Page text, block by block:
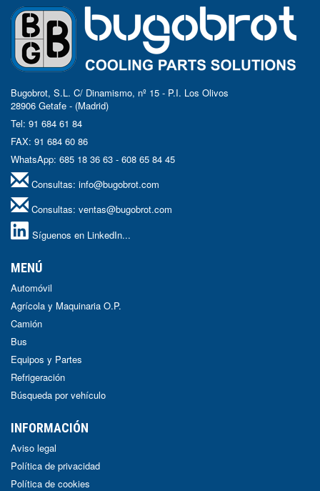
Bugobrot, S.L. C/ Dinamismo, nº 15 - P.I. Los Olivos
28906 Getafe - (Madrid)
Tel: 91 684 61 84
FAX: 91 684 60 86
WhatsApp: 685 18 36 63 - 608 65 84 45
Consultas: info@bugobrot.com
Consultas: ventas@bugobrot.com
Síguenos en LinkedIn...
MENÚ
Automóvil
Agrícola y Maquinaria O.P.
Camión
Bus
Equipos y Partes
Refrigeración
Búsqueda por vehículo
INFORMACIÓN
Aviso legal
Política de privacidad
Política de cookies